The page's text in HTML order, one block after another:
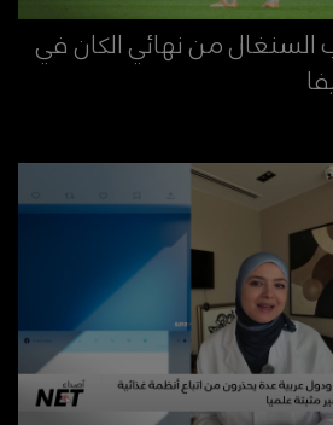
من نهائي الكان في